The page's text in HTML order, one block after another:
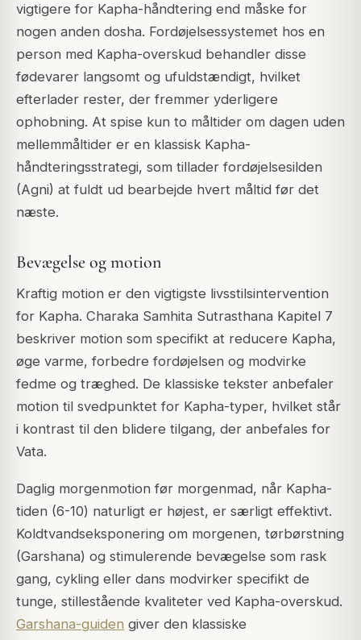
vigtigere for Kapha-håndtering end måske for
nogen anden dosha. Fordøjelsessystemet hos en
person med Kapha-overskud behandler disse
fødevarer langsomt og ufuldstændigt, hvilket
efterlader rester, der fremmer yderligere
ophobning. At spise kun to måltider om dagen uden
mellemmåltider er en klassisk Kapha-
håndteringsstrategi, som tillader fordøjelsesilden
(Agni) at fuldt ud bearbejde hvert måltid før det
næste.
Bevægelse og motion
Kraftig motion er den vigtigste livsstilsintervention
for Kapha. Charaka Samhita Sutrasthana Kapitel 7
beskriver motion som specifikt at reducere Kapha,
øge varme, forbedre fordøjelsen og modvirke
fedme og træghed. De klassiske tekster anbefaler
motion til svedpunktet for Kapha-typer, hvilket står
i kontrast til den blidere tilgang, der anbefales for
Vata.
Daglig morgenmotion før morgenmad, når Kapha-
tiden (6-10) naturligt er højest, er særligt effektivt.
Koldtvandseksponering om morgenen, tørbørstning
(Garshana) og stimulerende bevægelse som rask
gang, cykling eller dans modvirker specifikt de
tunge, stillestående kvaliteter ved Kapha-overskud.
Garshana-guiden giver den klassiske